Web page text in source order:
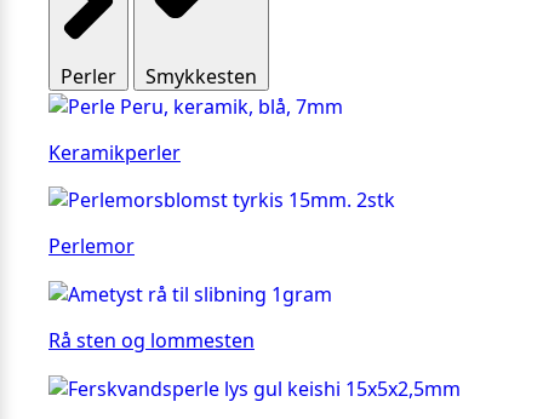
Perler Smykkesten
Keramikperler
Perlemor
Rå sten og lommesten